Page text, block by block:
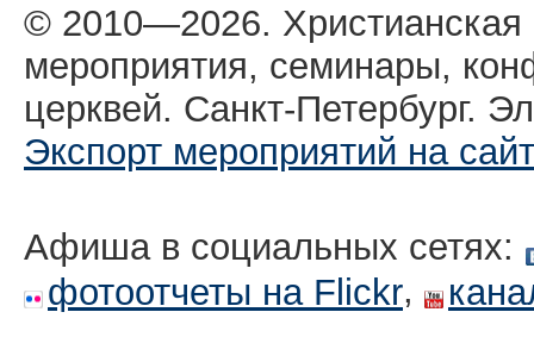
© 2010—2026.
мероприятия, семинары,
церквей. Санкт-Петербург.
Экспорт мероприятий на сайт
Афиша в социальных сетях:
фотоотчеты на Flickr,